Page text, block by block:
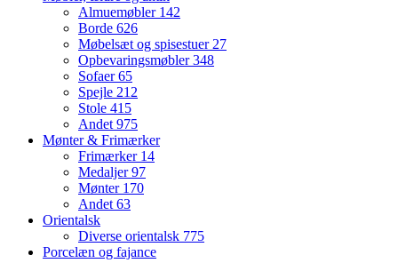
Almuemøbler 142
Borde 626
Møbelsæt og spisestuer27
Opbevaringsmøbler348
Sofaer65
Spejle 212
Stole 415
Andet975
Mønter & Frimærker
Frimærker 14
Medaljer97
Mønter 170
Andet63
Orientalsk
Diverse orientalsk 775
Porcelæn og fajance